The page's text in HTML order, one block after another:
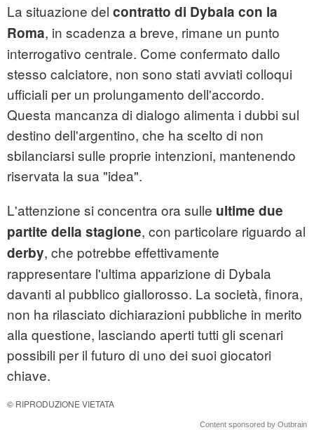
La situazione del contratto di Dybala con la
Roma, in scadenza a breve, rimane un punto
interrogativo centrale. Come confermato dallo
stesso calciatore, non sono stati avviati colloqui
ufficiali per un prolungamento dell'accordo.
Questa mancanza di dialogo alimenta i dubbi sul
destino dell'argentino, che ha scelto di non
sbilanciarsi sulle proprie intenzioni, mantenendo
riservata la sua "idea".
L'attenzione si concentra ora sulle ultime due
partite della stagione, con particolare riguardo al
derby, che potrebbe effettivamente
rappresentare l'ultima apparizione di Dybala
davanti al pubblico giallorosso. La società, finora,
non ha rilasciato dichiarazioni pubbliche in merito
alla questione, lasciando aperti tutti gli scenari
possibili per il futuro di uno dei suoi giocatori
chiave.
© RIPRODUZIONE VIETATA
Content sponsored by Outbrain